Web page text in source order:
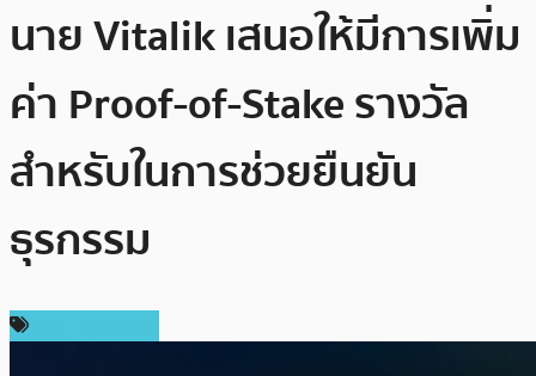
นาย Vitalik เสนอให้มีการเพิ่ม
ค่า Proof-of-Stake รางวัล
สำหรับในการช่วยยืนยัน
ธุรกรรม